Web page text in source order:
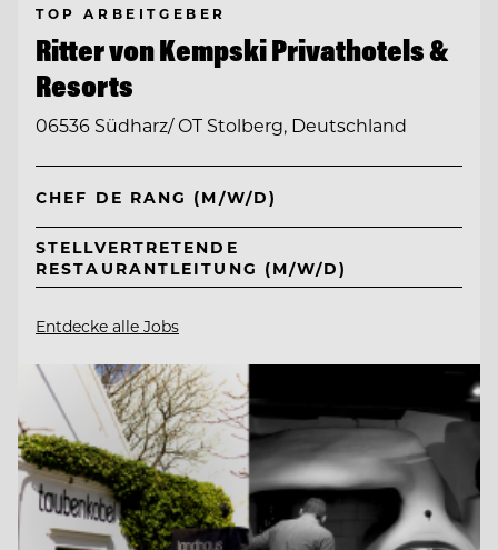
TOP ARBEITGEBER
Ritter von Kempski Privathotels &
Resorts
06536 Südharz/ OT Stolberg, Deutschland
CHEF DE RANG (M/W/D)
STELLVERTRETENDE
RESTAURANTLEITUNG (M/W/D)
Entdecke alle Jobs